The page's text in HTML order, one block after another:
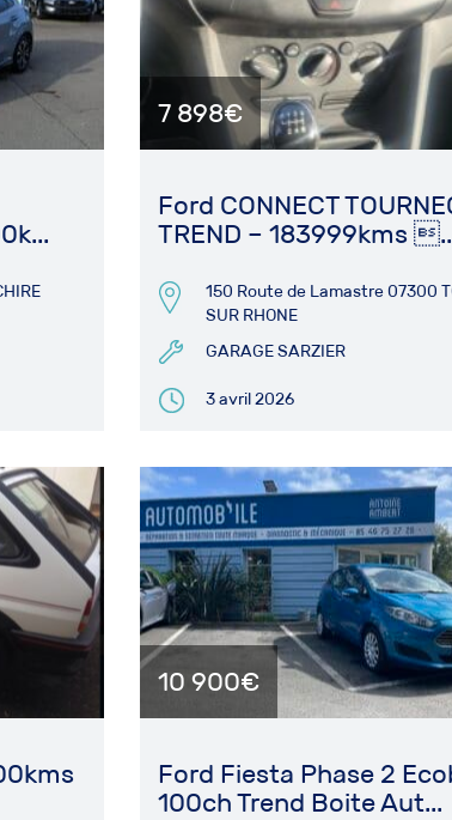
7 898€
Ford CONNECT
TREND – 183999kms
150 Route de Lamastre 07300
SUR RHONE
GARAGE SARZIER
3 avril 2026
10 900€
Ford Fiesta Phase 2
100ch Trend Boite Aut...